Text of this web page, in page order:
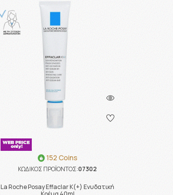
152 Coins
ΚΩΔΙΚΟΣ ΠΡΟΪΟΝΤΟΣ:07302
La Roche Posay Effaclar K(+) Ενυδατική